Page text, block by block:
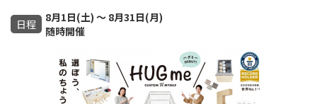
日程
8月1日(土) ～ 8月31日(月)
随時開催